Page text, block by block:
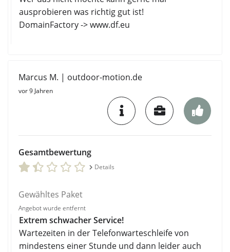
ausprobieren was richtig gut ist!
DomainFactory -> www.df.eu
Marcus M. | outdoor-motion.de
vor 9 Jahren
Gesamtbewertung
Details
Gewähltes Paket
Angebot wurde entfernt
Extrem schwacher Service!
Wartezeiten in der Telefonwarteschleife von
mindestens einer Stunde und dann leider auch